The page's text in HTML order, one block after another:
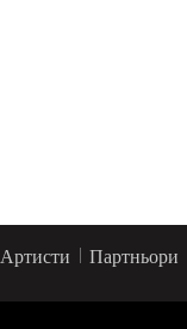
Артисти Партньори